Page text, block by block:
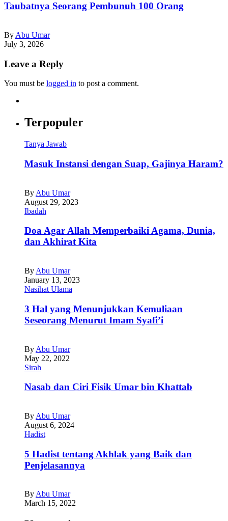
Taubatnya Seorang Pembunuh 100 Orang
By Abu Umar
July 3, 2026
Leave a Reply
You must be logged in to post a comment.
Terpopuler
Tanya Jawab
Masuk Instansi dengan Suap, Gajinya Haram?
By Abu Umar
August 29, 2023
Ibadah
Doa Agar Allah Memperbaiki Agama, Dunia,
dan Akhirat Kita
By Abu Umar
January 13, 2023
Nasihat Ulama
3 Hal yang Menunjukkan Kemuliaan
Seseorang Menurut Imam Syafi’i
By Abu Umar
May 22, 2022
Sirah
Nasab dan Ciri Fisik Umar bin Khattab
By Abu Umar
August 6, 2024
Hadist
5 Hadist tentang Akhlak yang Baik dan
Penjelasannya
ByAbu Umar
March 15, 2022